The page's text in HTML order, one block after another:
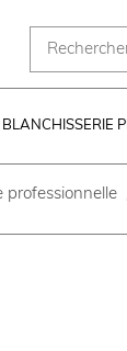
BLANCHISSERIE
professionnelle